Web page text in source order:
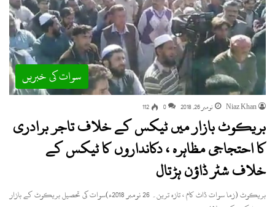
سوات کی خبریں
Niaz Khan نومبر 26, 2018 0
112
بریکوٹ بازار میں ٹیکس کے خلاف تاجر برادری
کا احتجاجی مظاہرہ ، دکانداروں کا ٹیکس کے
خلاف شٹر ڈاؤن ہڑتال
بریکوٹ (زما سوات ڈاٹ کام ، تازہ ترین۔ 26 نومبر 2018ء)سوات کی تحصیل بریکوٹ کے بازار